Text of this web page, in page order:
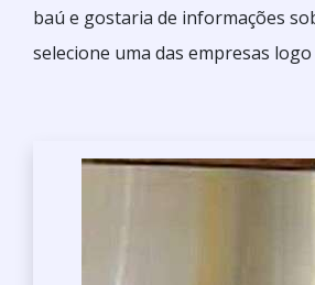
baú e gostaria de informações
selecione uma das empresas logo